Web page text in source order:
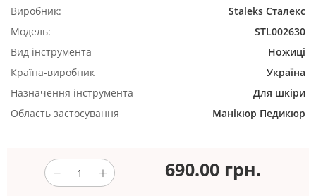
Виробник:
Staleks Сталекс
Модель:
STL002630
Вид інструмента
Ножиці
Країна-виробник
Україна
Назначення інструмента
Для шкіри
Область застосування
Манікюр Педикюр
690.00 грн.